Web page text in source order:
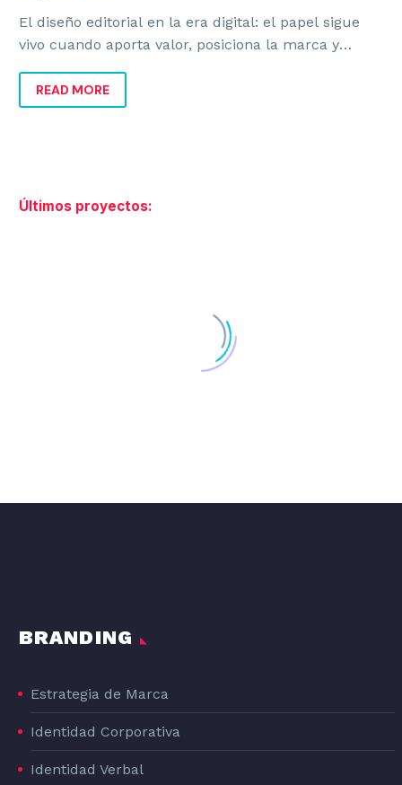
El diseño editorial en la era digital: el papel sigue
vivo cuando aporta valor, posiciona la marca y
READ MORE
Últimos proyectos:
BRANDING
Estrategia de Marca
Identidad Corporativa
Identidad Verbal